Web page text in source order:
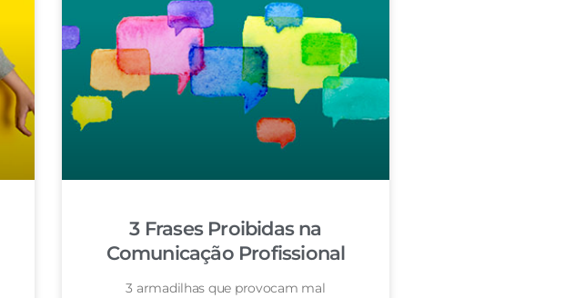
3 Frases Proibidas na
Comunicação Profissional
3 armadilhas que provocam mal